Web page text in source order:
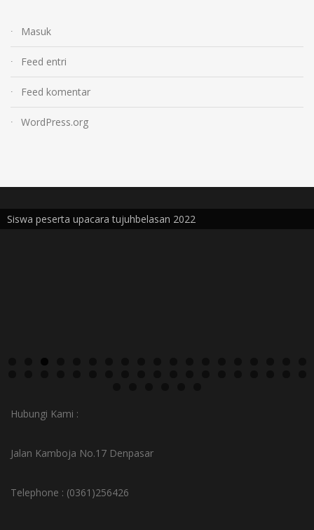
Masuk
Feed entri
Feed komentar
WordPress.org
Siswa peserta upacara tujuhbelasan 2022
Hubungi Kami :
Jalan Kamboja No.17 Denpasar
Telephone : (0361)256426